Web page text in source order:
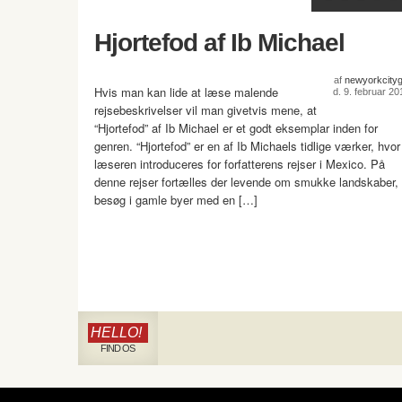
Hjortefod af Ib Michael
af
d. 9. februar
Hvis man kan lide at læse malende
rejsebeskrivelser vil man givetvis mene, at
“Hjortefod” af Ib Michael er et godt eksemplar inden for
genren. “Hjortefod” er en af Ib Michaels tidlige værker, hvor
læseren introduceres for forfatterens rejser i Mexico. På
denne rejser fortælles der levende om smukke landskaber,
besøg i gamle byer med en […]
HELLO!
FIND OS